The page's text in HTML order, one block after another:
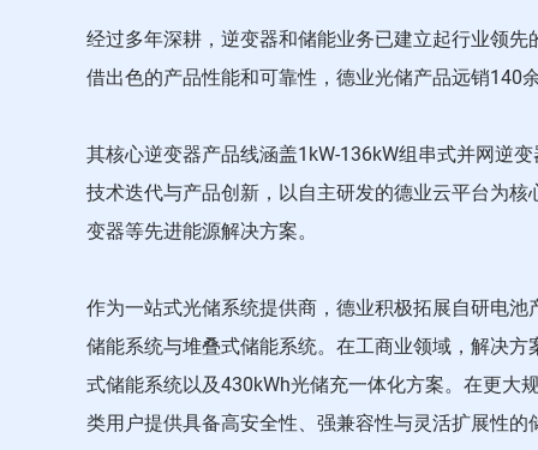
经过多年深耕，逆变器和储能业务已建立起行业领
借出色的产品性能和可靠性，德业光储产品远销140
其核心逆变器产品线涵盖1kW-136kW组串式并网逆
技术迭代与产品创新，以自主研发的德业云平台为
变器等先进能源解决方案。
作为一站式光储系统提供商，德业积极拓展自研电
储能系统与堆叠式储能系统。在工商业领域，解决
式储能系统以及430kWh光储充一体化方案。在更大
类用户提供具备高安全性、强兼容性与灵活扩展性的